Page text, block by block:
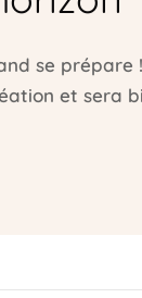
se prépare
et sera